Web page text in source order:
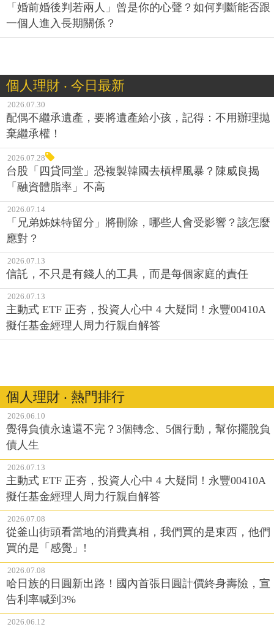
「婚前婚後判若兩人」曾是你的心聲？如何判斷能否跟
一個人進入長期關係？
個人理財 ‧ 今日最新
2026.07.30
配偶不繼承遺產，要將遺產給小孩，記得：不用辦理拋
棄繼承權！
2026.07.28
台股「四貸同堂」恐複製韓國去槓桿風暴？陳威良揭
「融資體脂率」不高
2026.07.14
「兄弟姊妹特留分」將刪除，哪些人會受影響？該怎麼
應對？
2026.07.13
信託，不只是有錢人的工具，而是每個家庭的責任
2026.07.13
主動式 ETF 正夯，投資人心中 4 大疑問！永豐00410A
擬任基金經理人周力行親自解答
個人理財 ‧ 熱門排行
2026.06.10
覺得負債永遠還不完？3個轉念、5個行動，幫你擺脫負
債人生
2026.07.13
主動式 ETF 正夯，投資人心中 4 大疑問！永豐00410A
擬任基金經理人周力行親自解答
2026.07.08
從釜山街頭看當地的消費真相，我們買的是東西，他們
買的是「感覺」!
2026.07.08
哈日族的日圓新出路！國內首張日圓計價終身壽險，宣
告利率喊到3%
2026.06.12